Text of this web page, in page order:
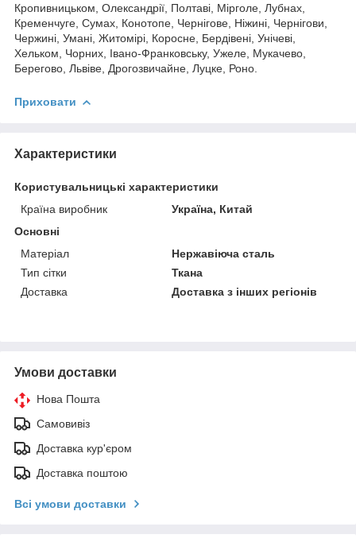
Кропивницьком, Олександрії, Полтаві, Мірголе, Лубнах,
Кременчуге, Сумах, Конотопе, Чернігове, Ніжині, Чернігови,
Чержині, Умані, Житомірі, Коросне, Бердівені, Унічеві,
Хельком, Чорних, Івано-Франковську, Ужеле, Мукачево,
Берегово, Львіве, Дрогозвичайне, Луцке, Роно.
Приховати
Характеристики
Користувальницькі характеристики
Країна виробник
Україна, Китай
Основні
Матеріал
Нержавіюча сталь
Тип сітки
Ткана
Доставка
Доставка з інших регіонів
Умови доставки
Нова Пошта
Самовивіз
Доставка кур'єром
Доставка поштою
Всі умови доставки